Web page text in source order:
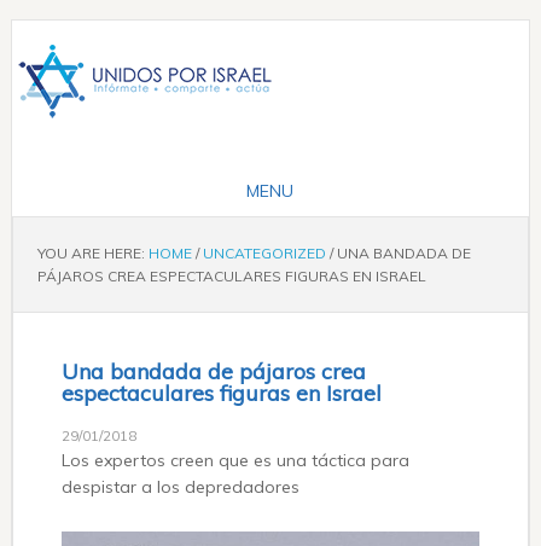
YOU ARE HERE: HOME / UNCATEGORIZED /UNA BANDADA DE
PÁJAROS CREA ESPECTACULARES FIGURAS EN ISRAEL
Una bandada de pájaros crea
espectaculares figuras en Israel
29/01/2018
Los expertos creen que es una táctica para
despistar a los depredadores